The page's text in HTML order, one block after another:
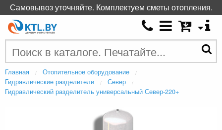
Главная
Отопительное оборудование
Гидравлические разделители
Север
Гидравлический разделитель универсальный Север-220+
Самовывоз уточняйте. Комплектуем сметы отопления.